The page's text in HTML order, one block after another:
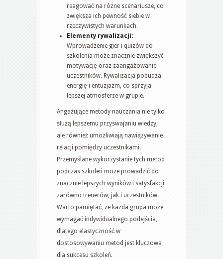
reagować na różne scenariusze, co
zwiększa ich pewność siebie w
rzeczywistych warunkach.
Elementy rywalizacji:
Wprowadzenie gier i quizów do
szkolenia może znacznie zwiększyć
motywację oraz zaangażowanie
uczestników. Rywalizacja pobudza
energię i entuzjazm, co sprzyja
lepszej atmosferze w grupie.
Angażujące metody nauczania nie tylko
służą lepszemu przyswajaniu wiedzy,
ale również umożliwiają nawiązywanie
relacji pomiędzy uczestnikami.
Przemyślane wykorzystanie tych metod
podczas szkoleń może prowadzić do
znacznie lepszych wyników i satysfakcji
zarówno trenerów, jak i uczestników.
Warto pamiętać, że każda grupa może
wymagać indywidualnego podejścia,
dlatego elastyczność w
dostosowywaniu metod jest kluczowa
dla sukcesu szkoleń.